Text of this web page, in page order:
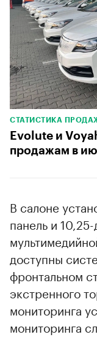
СТАТИСТИКА
Evolute и
продажам в
В салоне
панель и
доступны
фронтальном
экстренного
мониторинга
мониторинга